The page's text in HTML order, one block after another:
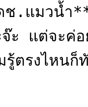
.แมวน้ำ**
ะ แต่จะค่
รู้ตรงไหน